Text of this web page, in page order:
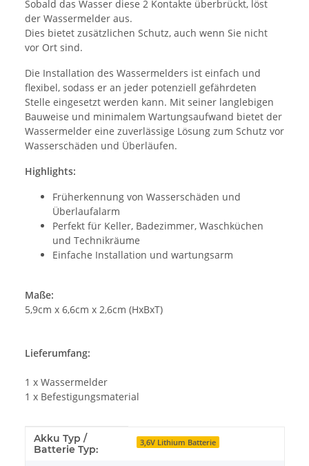
Sobald das Wasser diese 2 Kontakte überbrückt, löst
der Wassermelder aus.
Dies bietet zusätzlichen Schutz, auch wenn Sie nicht
vor Ort sind.
Die Installation des Wassermelders ist einfach und
flexibel, sodass er an jeder potenziell gefährdeten
Stelle eingesetzt werden kann. Mit seiner langlebigen
Bauweise und minimalem Wartungsaufwand bietet der
Wassermelder eine zuverlässige Lösung zum Schutz vor
Wasserschäden und Überläufen.
Highlights:
Früherkennung von Wasserschäden und
Überlaufalarm
Perfekt für Keller, Badezimmer, Waschküchen
und Technikräume
Einfache Installation und wartungsarm
Maße:
5,9cm x 6,6cm x 2,6cm (HxBxT)
Lieferumfang:
1 x Wassermelder
1 x Befestigungsmaterial
Produkteigenschaft
Wert
Akku Typ /
Batterie Typ:
3,6V Lithium Batterie